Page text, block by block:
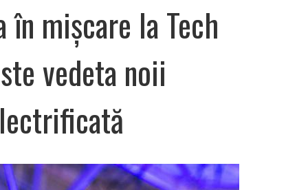
în mișcare la Tech
vedeta noii